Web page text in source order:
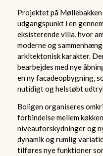
Projektet på
udgangspunkt i en
eksisterende villa, hvor
moderne og
arkitektonisk karakter.
bearbejdes med nye
en ny facadeopbygning,
nutidigt og helstøbt
Boligen organiseres
forbindelse mellem
niveauforskydninger og
dynamik og rumlig
tilføres nye funktioner